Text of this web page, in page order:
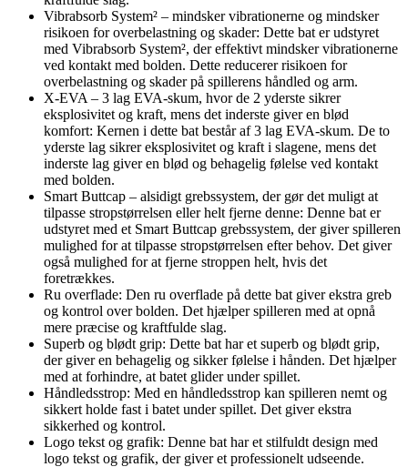
Vibrabsorb System² – mindsker vibrationerne og mindsker
risikoen for overbelastning og skader: Dette bat er udstyret
med Vibrabsorb System², der effektivt mindsker vibrationerne
ved kontakt med bolden. Dette reducerer risikoen for
overbelastning og skader på spillerens håndled og arm.
X-EVA – 3 lag EVA-skum, hvor de 2 yderste sikrer
eksplosivitet og kraft, mens det inderste giver en blød
komfort: Kernen i dette bat består af 3 lag EVA-skum. De to
yderste lag sikrer eksplosivitet og kraft i slagene, mens det
inderste lag giver en blød og behagelig følelse ved kontakt
med bolden.
Smart Buttcap – alsidigt grebssystem, der gør det muligt at
tilpasse stropstørrelsen eller helt fjerne denne: Denne bat er
udstyret med et Smart Buttcap grebssystem, der giver spilleren
mulighed for at tilpasse stropstørrelsen efter behov. Det giver
også mulighed for at fjerne stroppen helt, hvis det
foretrækkes.
Ru overflade: Den ru overflade på dette bat giver ekstra greb
og kontrol over bolden. Det hjælper spilleren med at opnå
mere præcise og kraftfulde slag.
Superb og blødt grip: Dette bat har et superb og blødt grip,
der giver en behagelig og sikker følelse i hånden. Det hjælper
med at forhindre, at batet glider under spillet.
Håndledsstrop: Med en håndledsstrop kan spilleren nemt og
sikkert holde fast i batet under spillet. Det giver ekstra
sikkerhed og kontrol.
Logo tekst og grafik: Denne bat har et stilfuldt design med
logo tekst og grafik, der giver et professionelt udseende.